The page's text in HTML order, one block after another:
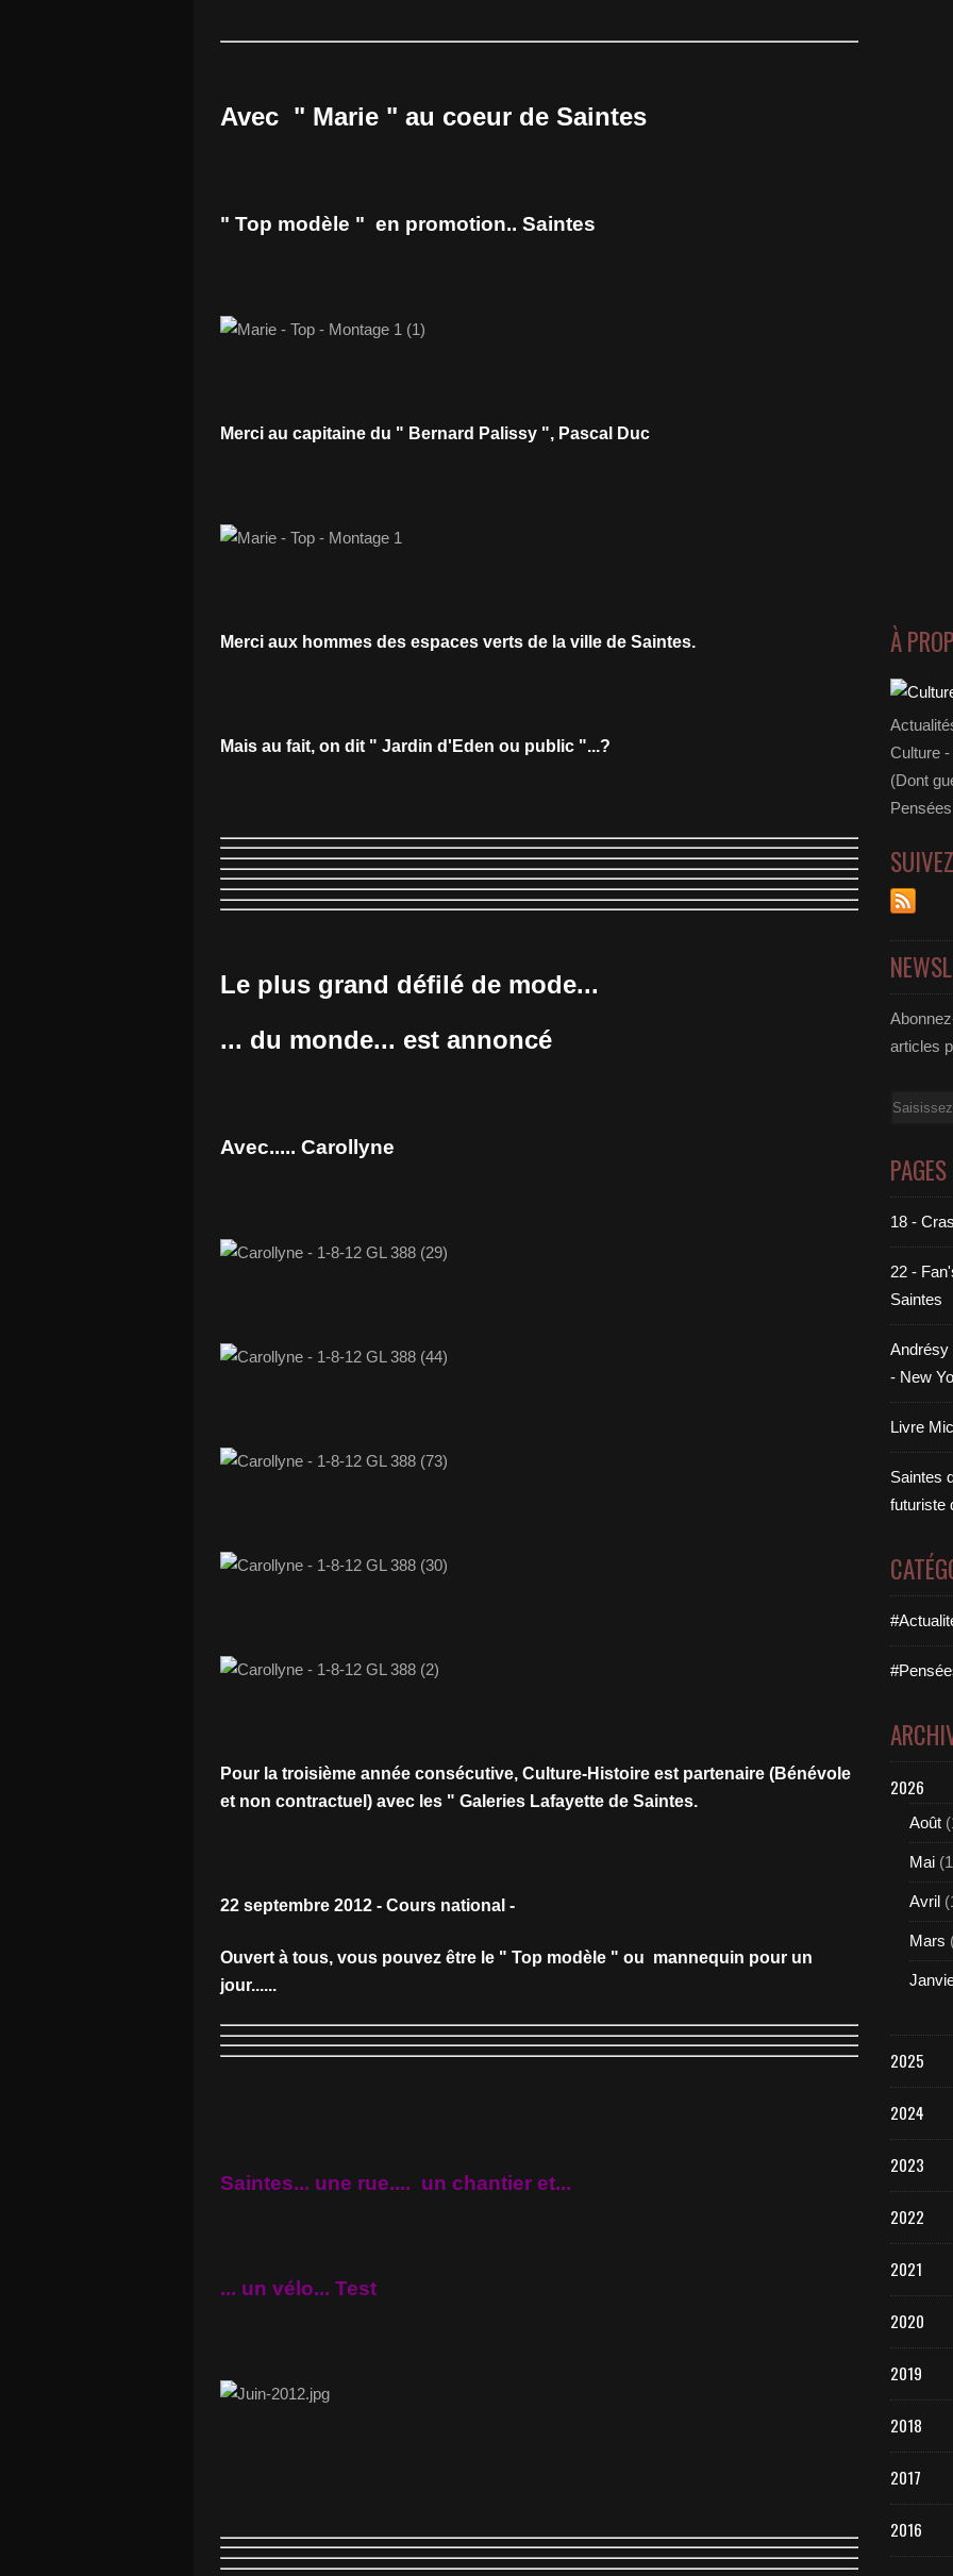
Avec " Marie " au coeur de Saintes
" Top modèle " en promotion.. Saintes
Merci au capitaine du " Bernard Palissy ", Pascal Duc
Merci aux hommes des espaces verts de la ville de Saintes.
Mais au fait, on dit " Jardin d'Eden ou public "...?
Le plus grand défilé de mode...
... du monde... est annoncé
Avec..... Carollyne
Pour la troisième année consécutive, Culture-Histoire est partenaire (Bénévole
et non contractuel) avec les " Galeries Lafayette de Saintes.
22 septembre 2012 - Cours national -
Ouvert à tous, vous pouvez être le " Top modèle " ou mannequin pour un
jour......
Saintes... une rue.... un chantier et...
... un vélo... Test
À
Culture
(Dont
articles
Email
PAGES
18 -
22 -
Saintes
Andrésy
- New
Livre
Saintes
futuriste
2026
Août
Mai
Avril
Mars
2025
2024
2023
2022
2021
2020
2019
2018
2017
2016